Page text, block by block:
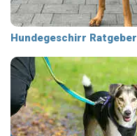
Hundegeschirr Ratgeber